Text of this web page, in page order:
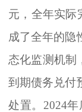
元，全年实际
成了全年的隐
态化监测机制
到期债务兑付
处置。2024